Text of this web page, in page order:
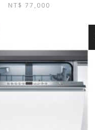
NT$ 77,000